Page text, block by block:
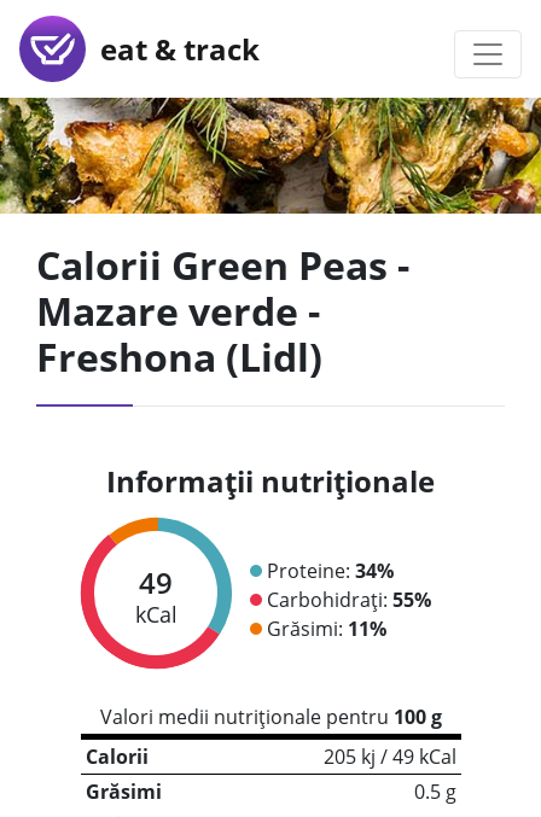
eat & track
Calorii Green Peas -
Mazare verde -
Freshona (Lidl)
Informații nutriționale
49
kCal
Proteine: 34%
Carbohidrați: 55%
Grăsimi: 11%
Valori medii nutriționale pentru 100 g
Calorii
205 kj / 49 kCal
Grăsimi
0.5 g